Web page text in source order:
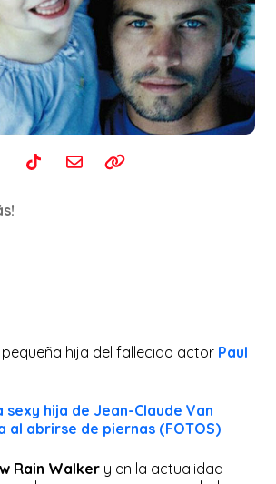
hija del fallecido actor Paul
sexy hija de Jean-Claude Van
al abrirse de piernas (FOTOS)
Rain Walker y en la actualidad